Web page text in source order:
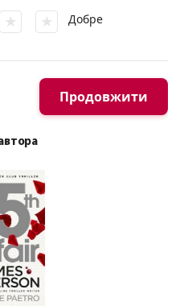
Добре
Продовжити